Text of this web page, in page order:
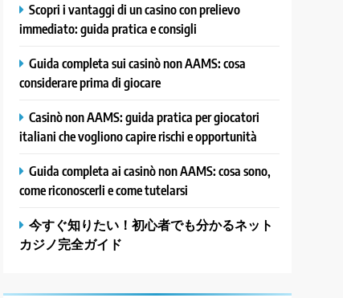
Scopri i vantaggi di un casino con prelievo
immediato: guida pratica e consigli
Guida completa sui casinò non AAMS: cosa
considerare prima di giocare
Casinò non AAMS: guida pratica per giocatori
italiani che vogliono capire rischi e opportunità
Guida completa ai casinò non AAMS: cosa sono,
come riconoscerli e come tutelarsi
今すぐ知りたい！初心者でも分かるネット
カジノ完全ガイド